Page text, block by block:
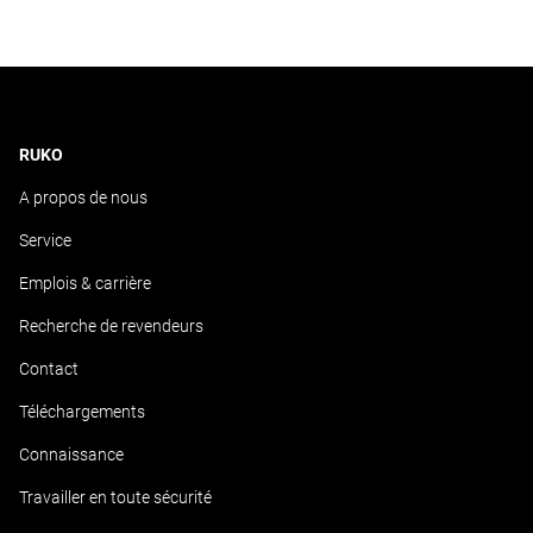
RUKO
A propos de nous
Service
Emplois & carrière
Recherche de revendeurs
Contact
Téléchargements
Connaissance
Travailler en toute sécurité